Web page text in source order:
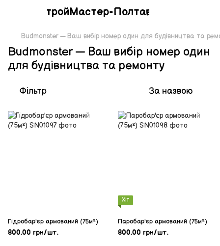
СтройМастер-Полтава
Budmonster — Ваш вибір номер один для будівництва та
Budmonster — Ваш вибір номер один
для будівництва та ремонту
Фільтр За назвою
Гідробар'єр армований (75м²)
800.00 грн/шт.
Хіт
Паробар'єр армований (75м²)
800.00 грн/шт.